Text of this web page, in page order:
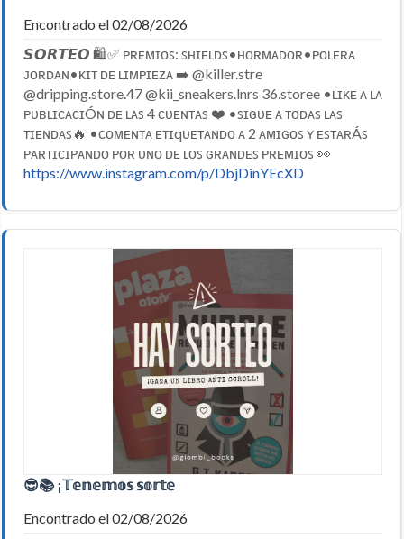
Encontrado el 02/08/2026
𝙎𝙊𝙍𝙏𝙀𝙊 🛍️✅ ᴘʀᴇᴍɪᴏꜱ: ꜱʜɪᴇʟᴅꜱ•ʜᴏʀᴍᴀᴅᴏʀ•ᴘᴏʟᴇʀᴀ
ᴊᴏʀᴅᴀɴ•ᴋɪᴛ ᴅᴇ ʟɪᴍᴘɪᴇᴢᴀ ➡️ @killer.stre
@dripping.store.47 @kii_sneakers.lnrs 36.storee •ʟɪᴋᴇ ᴀ ʟᴀ
ᴘᴜʙʟɪᴄᴀᴄɪÓɴ ᴅᴇ ʟᴀꜱ 4 ᴄᴜᴇɴᴛᴀꜱ ❤️ •ꜱɪɢᴜᴇ ᴀ ᴛᴏᴅᴀꜱ ʟᴀꜱ
ᴛɪᴇɴᴅᴀꜱ🔥 •ᴄᴏᴍᴇɴᴛᴀ ᴇᴛɪqᴜᴇᴛᴀɴᴅᴏ ᴀ 2 ᴀᴍɪɢᴏꜱ ʏ ᴇꜱᴛᴀʀÁꜱ
ᴘᴀʀᴛɪᴄɪᴘᴀɴᴅᴏ ᴘᴏʀ ᴜɴᴏ ᴅᴇ ʟᴏꜱ ɢʀᴀɴᴅᴇꜱ ᴘʀᴇᴍɪᴏꜱ 👀
https://www.instagram.com/p/DbjDinYEcXD
😎📚 ¡𝕋𝕖𝕟𝕖𝕞𝕠𝕤 𝕤𝕠𝕣𝕥𝕖
Encontrado el 02/08/2026